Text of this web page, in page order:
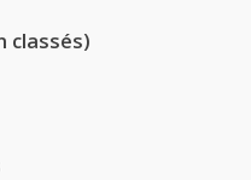
classés)